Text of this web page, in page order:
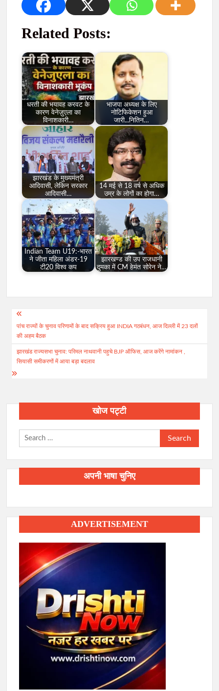
Related Posts:
धरती की भयावह करवट के
कारण वेनेज़ुएला का
विनाशकारी…
भाजपा अध्यक्ष के लिए
नोटिफिकेशन हुआ
जारी...नितिन…
झारखंड के मुख्यमंत्री
आदिवासी, लेकिन सरकार
आदिवासी…
14 मई से 18 वर्ष से अधिक
उम्र के लोगों का होगा…
Indian Team U19:-भारत
ने जीता महिला अंडर-19
टी20 विश्व कप
झारखण्ड की उप राजधानी
दुमका में CM हेमंत सोरेन ने…
Post
navigation
पांच राज्यों के चुनाव परिणामों के बाद सक्रिय हुआ INDIA गठबंधन, आज दिल्ली में 23 दलों
की अहम बैठक
झारखंड राज्यसभा चुनाव: परिमल नाथवानी पहुचे BJP ऑफिस, आज करेंगे नामांकन ,
सियासी समीकरणों में आया बड़ा बदलाव
खोज पट्टी
Search
for:
अपनी भाषा चुनिए
ADVERTISEMENT